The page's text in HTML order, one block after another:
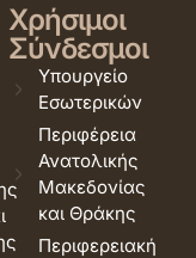
Χρήσιμοι
Σύνδεσμοι
Υπουργείο
Εσωτερικών
Περιφέρεια
Ανατολικής
Μακεδονίας
και Θράκης
Περιφερειακή